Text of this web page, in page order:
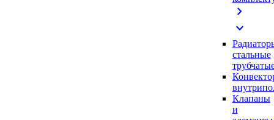
chevron_right
expand_more
стальные
Клапаны
и